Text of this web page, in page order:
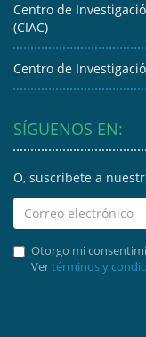
Centro de
(CIAC)
Centro de
SÍGUENOS EN:
O, suscríbete a
Otorgo mi
Vertérminos y